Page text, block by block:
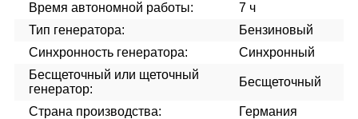
Время автономной работы:
7 ч
Тип генератора:
Бензиновый
Синхронность генератора:
Синхронный
Бесщеточный или щеточный
генератор:
Бесщеточный
Страна производства:
Германия